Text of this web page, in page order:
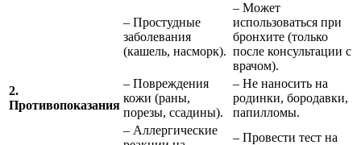
– Простудные
заболевания
(кашель, насморк).
– Может
использоваться при
бронхите (только
после консультации с
врачом).
2.
Противопоказания
– Повреждения
кожи (раны,
порезы, ссадины).
– Не наносить на
родинки, бородавки,
папилломы.
– Аллергические
– Провести тест на